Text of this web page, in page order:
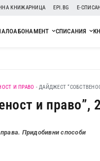
КНИЖАРНИЦА EPI.BG Е-
АБОНАМЕНТ СПИСАНИЯ
И ПРАВО - ДАЙДЖЕСТ
и право”,
Придобивни способи